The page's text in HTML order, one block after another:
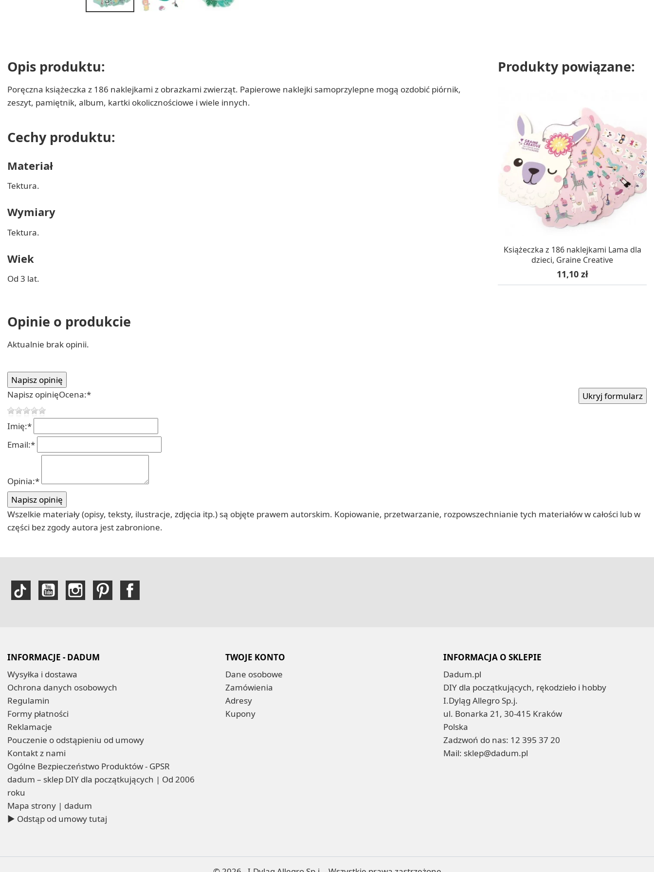
Opis produktu:
Poręczna książeczka z 186 naklejkami z obrazkami zwierząt. Papierowe naklejki samoprzylepne mogą ozdobić piórnik,
zeszyt, pamiętnik, album, kartki okolicznościowe i wiele innych.
Cechy produktu:
Materiał
Tektura.
Wymiary
Tektura.
Wiek
Od 3 lat.
Produkty powiązane:
W MAGAZYNIE, DOSTAWA 24H
Książeczka z 186 naklejkami Lama dla
dzieci, Graine Creative
Cena
11,10 zł
Opinie o produkcie
Aktualnie brak opinii.
Napisz opinięOcena:*
Imię:*
Email:*
Opinia:*
Wszelkie materiały (opisy, teksty, ilustracje, zdjęcia itp.) są objęte prawem autorskim. Kopiowanie, przetwarzanie, rozpowszechnianie tych materiałów w całości lub w
części bez zgody autora jest zabronione.
INFORMACJE - DADUM
Wysyłka i dostawa
Ochrona danych osobowych
Regulamin
Formy płatności
Reklamacje
Pouczenie o odstąpieniu od umowy
Kontakt z nami
Ogólne Bezpieczeństwo Produktów - GPSR
dadum – sklep DIY dla początkujących | Od 2006
roku
Mapa strony | dadum
▶ Odstąp od umowy tutaj
TWOJE KONTO
Dane osobowe
Zamówienia
Adresy
Kupony
INFORMACJA O SKLEPIE
Dadum.pl
DIY dla początkujących, rękodzieło i hobby
I.Dyląg Allegro Sp.j.
ul. Bonarka 21, 30-415 Kraków
Polska
Zadzwoń do nas: 12 395 37 20
Mail: sklep@dadum.pl